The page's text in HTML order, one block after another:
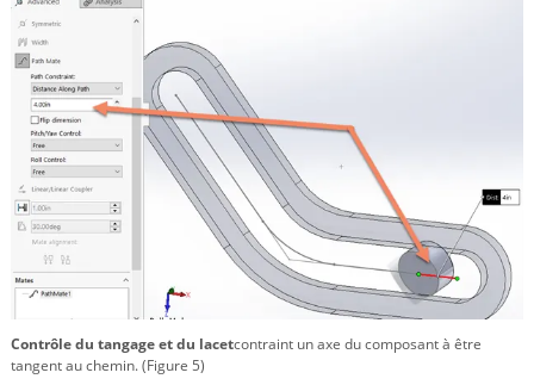
Contrôle du tangage et du lacetcontraint un axe du composant à être
tangent au chemin. (Figure 5)